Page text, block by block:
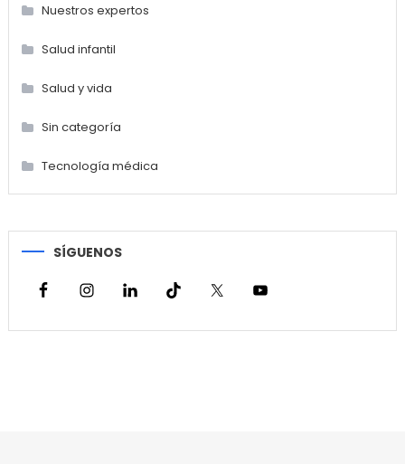
Nuestros expertos
Salud infantil
Salud y vida
Sin categoría
Tecnología médica
SÍGUENOS